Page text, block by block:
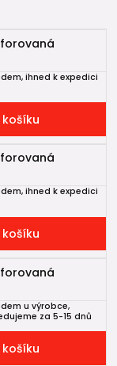
ihned k expedici
ihned k expedici
u výrobce,
za 5-15 dnů